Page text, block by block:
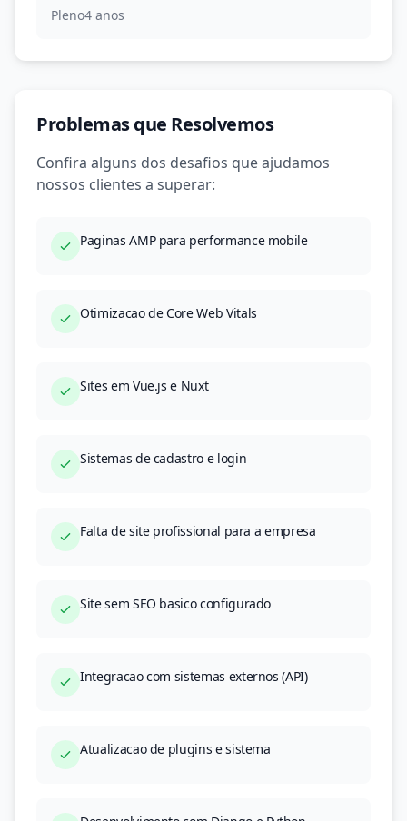
Pleno4 anos
Problemas que Resolvemos
Confira alguns dos desafios que ajudamos
nossos clientes a superar:
Paginas AMP para performance mobile
Otimizacao de Core Web Vitals
Sites em Vue.js e Nuxt
Sistemas de cadastro e login
Falta de site profissional para a empresa
Site sem SEO basico configurado
Integracao com sistemas externos (API)
Atualizacao de plugins e sistema